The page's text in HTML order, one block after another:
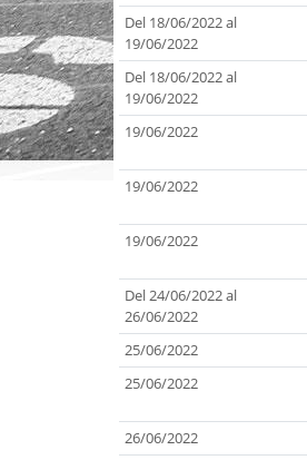
Del 18/06/2022 al
19/06/2022
Del 18/06/2022 al
19/06/2022
19/06/2022
19/06/2022
19/06/2022
Del 24/06/2022 al
26/06/2022
25/06/2022
25/06/2022
26/06/2022